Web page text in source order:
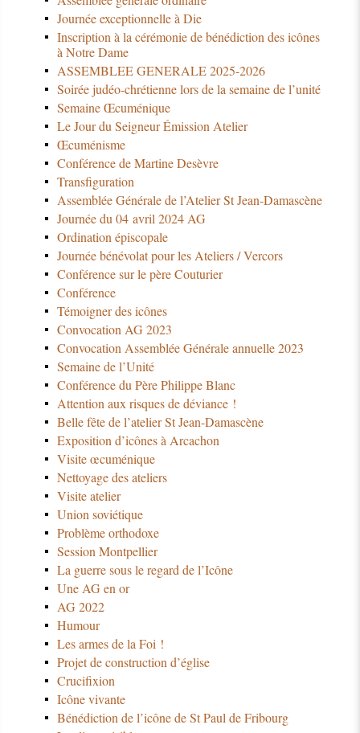
Journée exceptionnelle à Die
Inscription à la cérémonie de bénédiction des icônes
à Notre Dame
ASSEMBLEE GENERALE 2025-2026
Soirée judéo-chrétienne lors de la semaine de l’unité
Semaine Œcuménique
Le Jour du Seigneur Émission Atelier
Œcuménisme
Conférence de Martine Desèvre
Transfiguration
Assemblée Générale de l’Atelier St Jean-Damascène
Journée du 04 avril 2024 AG
Ordination épiscopale
Journée bénévolat pour les Ateliers / Vercors
Conférence sur le père Couturier
Conférence
Témoigner des icônes
Convocation AG 2023
Convocation Assemblée Générale annuelle 2023
Semaine de l’Unité
Conférence du Père Philippe Blanc
Attention aux risques de déviance !
Belle fête de l’atelier St Jean-Damascène
Exposition d’icônes à Arcachon
Visite œcuménique
Nettoyage des ateliers
Visite atelier
Union soviétique
Problème orthodoxe
Session Montpellier
La guerre sous le regard de l’Icône
Une AG en or
AG 2022
Humour
Les armes de la Foi !
Projet de construction d’église
Crucifixion
Icône vivante
Bénédiction de l’icône de St Paul de Fribourg